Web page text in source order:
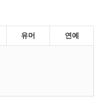
유머 연예